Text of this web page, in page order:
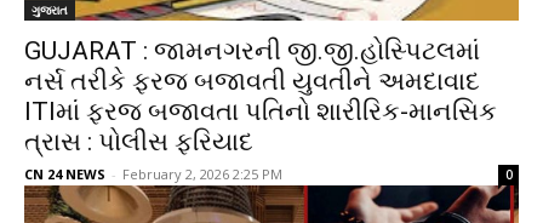
ગુજરાત
GUJARAT : જામનગરની જી.જી.હોસ્પિટલમાં
નર્સ તરીકે ફરજ બજાવતી યુવતીને અમદાવાદ
ITIમાં ફરજ બજાવતા પતિનો શારીરિક-માનસિક
ત્રાસ : પોલીસ ફરિયાદ
CN 24 NEWS - February 2, 2026 2:25 PM 0